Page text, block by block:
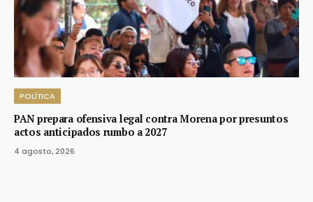
POLÍTICA
PAN prepara ofensiva legal contra Morena por presuntos
actos anticipados rumbo a 2027
4 agosto, 2026